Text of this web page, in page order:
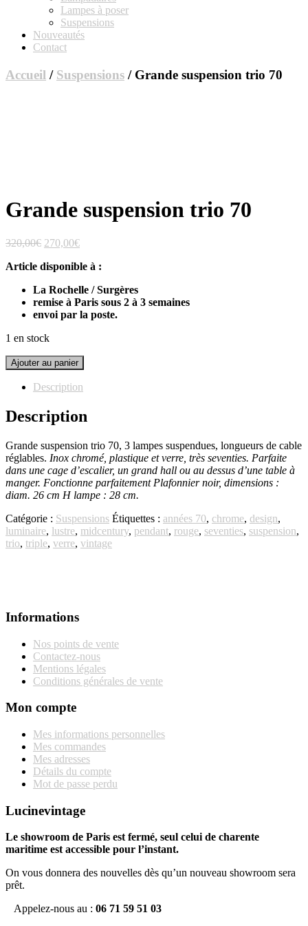
Lampes à poser
Suspensions
Nouveautés
Contact
Accueil / Suspensions / Grande suspension trio 70
Grande suspension trio 70
320,00€ Le
initial
320,00€.
270,00€Le
actuel
270,00€.
Article disponible à :
La Rochelle / Surgères
remise à Paris sous 2 à 3 semaines
envoi par la poste.
1 en stock
quantité
de
Grande
trio
70
Ajouter au panier
Description
Description
Grande suspension trio 70, 3 lampes suspendues, longueurs de cable
réglables. Inox chromé, plastique et verre, très seventies. Parfaite
dans une cage d’escalier, un grand hall ou au dessus d’une table à
manger. Fonctionne parfaitement Plafonnier noir, dimensions :
diam. 26 cm H lampe : 28 cm.
Catégorie : Suspensions Étiquettes : années 70, chrome, design,
luminaire, lustre, midcentury, pendant, rouge, seventies, suspension,
trio, triple, verre, vintage
Informations
Nos points de vente
Contactez-nous
Mentions légales
Conditions générales de vente
Mon compte
Mes informations personnelles
Mes commandes
Mes adresses
Détails du compte
Mot de passe perdu
Lucinevintage
Le showroom de Paris est fermé, seul celui de charente
maritime est accessible pour l’instant.
On vous donnera des nouvelles dès qu’un nouveau showroom sera
prêt.
Appelez-nous au : 06 71 59 51 03